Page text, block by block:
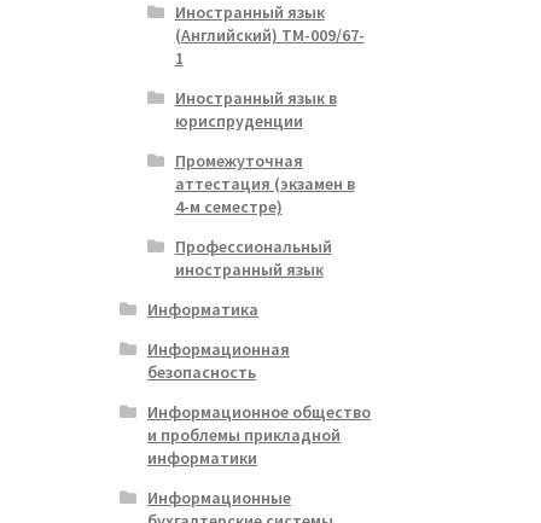
Иностранный язык
(Английский) ТМ-009/67-
1
Иностранный язык в
юриспруденции
Промежуточная
аттестация (экзамен в
4-м семестре)
Профессиональный
иностранный язык
Информатика
Информационная
безопасность
Информационное общество
и проблемы прикладной
информатики
Информационные